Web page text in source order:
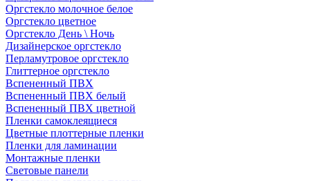
Оргстекло молочное белое
Оргстекло цветное
Оргстекло День \ Ночь
Дизайнерское оргстекло
Перламутровое оргстекло
Глиттерное оргстекло
Вспененный ПВХ
Вспененный ПВХ белый
Вспененный ПВХ цветной
Пленки самоклеящиеся
Цветные плоттерные пленки
Пленки для ламинации
Монтажные пленки
Световые панели